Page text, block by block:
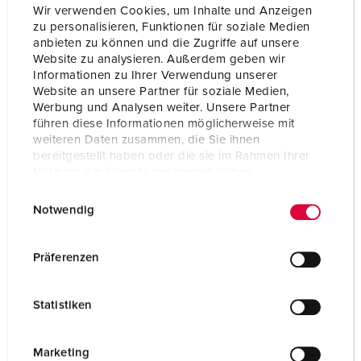
Wir verwenden Cookies, um Inhalte und Anzeigen
zu personalisieren, Funktionen für soziale Medien
anbieten zu können und die Zugriffe auf unsere
Website zu analysieren. Außerdem geben wir
Informationen zu Ihrer Verwendung unserer
Website an unsere Partner für soziale Medien,
Werbung und Analysen weiter. Unsere Partner
führen diese Informationen möglicherweise mit
weiteren Daten zusammen, die Sie ihnen
bereitgestellt haben oder die sie im Rahmen Ihrer
Notwendig
Präferenzen
Statistiken
Marketing
Zuleitung
p, 230 V
Schutzart IP44
Gehäusematerial Kunststoff
Gewicht 3226 g
Höhe 260 mm